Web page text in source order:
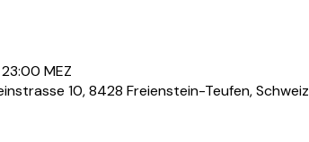
MEZ
10, 8428 Freienstein-Teufen, Schweiz